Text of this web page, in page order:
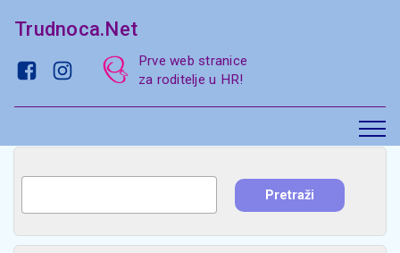
Trudnoca.Net
Prve web stranice
za roditelje u HR!